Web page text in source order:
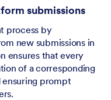
submissions
process by
new submissions in
ensures that every
of a corresponding
ensuring prompt